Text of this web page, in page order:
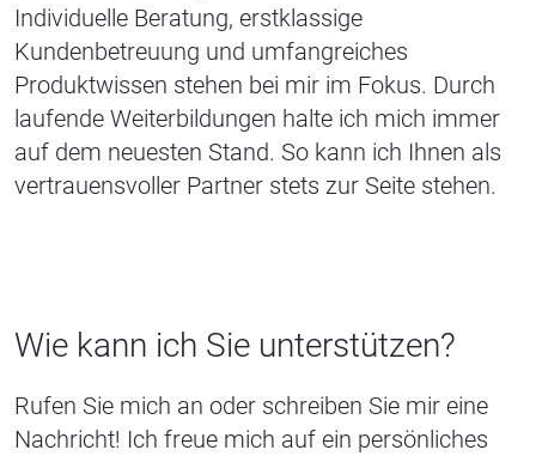
Individuelle Beratung, erstklassige
Kundenbetreuung und umfangreiches
Produktwissen stehen bei mir im Fokus. Durch
laufende Weiterbildungen halte ich mich immer
auf dem neuesten Stand. So kann ich Ihnen als
vertrauensvoller Partner stets zur Seite stehen.
Wie kann ich Sie unterstützen?
Rufen Sie mich an oder schreiben Sie mir eine
Nachricht! Ich freue mich auf ein persönliches